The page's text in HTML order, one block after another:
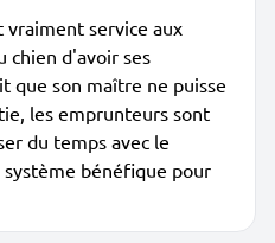
service aux
chien d'avoir ses
que son maître ne puisse
les emprunteurs sont
du temps avec le
bénéfique pour